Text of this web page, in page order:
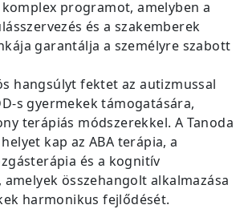
programot, amelyben a
és a szakemberek
garantálja a személyre szabott
hangsúlyt fektet az autizmussal
s gyermekek támogatására,
terápiás módszerekkel. A Tanoda
kap az ABA terápia, a
és a kognitív
összehangolt alkalmazása
harmonikus fejlődését.